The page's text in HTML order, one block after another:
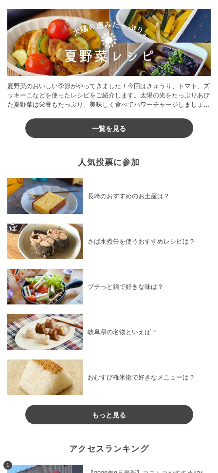
夏野菜のおいしい季節がやってきました！今回はきゅうり、トマト、ズ
ッキーニなどを使ったレシピをご紹介します。太陽の光をたっぷりあび
た夏野菜は栄養もたっぷり。美味しく食べてパワーチャージしましょう
一覧を見る
人気投票に参加
長崎のおすすめのお土産は？
さば水煮缶を使うおすすめレシピは？
プチっと鍋で好きな味は？
岐阜県の名物といえば？
おむすび権米衛で好きなメニューは？
もっと見る
アクセスランキング
1